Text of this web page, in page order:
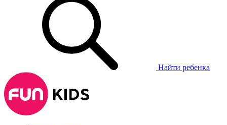
Найти ребенка